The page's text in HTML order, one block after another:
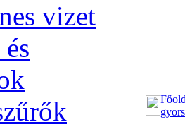
vizet